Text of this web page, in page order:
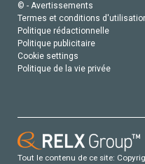
© - Avertissements
Termes et conditions
Politique rédactionnelle
Politique publicitaire
Cookie settings
Politique de la vie privée
Tout le contenu de ce site: